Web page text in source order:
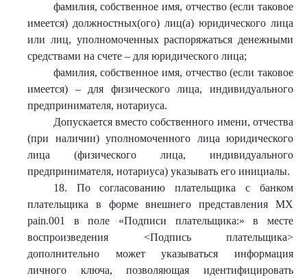
фамилия, собственное имя, отчество (если таковое
имеется) должностных(ого) лиц(а) юридического лица
или лиц, уполномоченных распоряжаться денежными
средствами на счете – для юридического лица;
фамилия, собственное имя, отчество (если таковое
имеется) – для физического лица, индивидуального
предпринимателя, нотариуса.
Допускается вместо собственного имени, отчества
(при наличии) уполномоченного лица юридического
лица (физического лица, индивидуального
предпринимателя, нотариуса) указывать его инициалы.
18. По согласованию плательщика с банком
плательщика в форме внешнего представления МХ
pain.001 в поле «Подписи плательщика:» в месте
воспроизведения <Подпись плательщика>
дополнительно может указываться информация
личного ключа, позволяющая идентифицировать